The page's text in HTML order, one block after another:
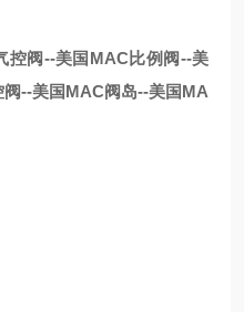
控阀--美国MAC比例阀--美
--美国MAC阀岛--美国MA